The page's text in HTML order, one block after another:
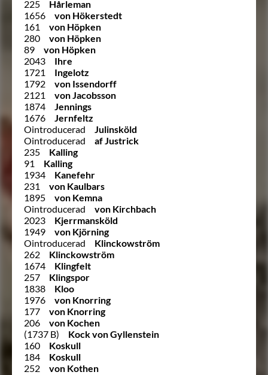
225
Hårleman
1656
von Hökerstedt
161
von Höpken
280
von Höpken
89
von Höpken
2043
Ihre
1721
Ingelotz
1792
von Issendorff
2121
von Jacobsson
1874
Jennings
1676
Jernfeltz
Ointroducerad
Julinsköld
Ointroducerad
af Justrick
235
Kalling
91
Kalling
1934
Kanefehr
231
von Kaulbars
1895
von Kemna
Ointroducerad
von Kirchbach
2023
Kjerrmansköld
1949
von Kjörning
Ointroducerad
Klinckowström
262
Klinckowström
1674
Klingfelt
257
Klingspor
1838
Kloo
1976
von Knorring
177
von Knorring
206
von Kochen
(1737 B)
Kock von Gyllenstein
160
Koskull
184
Koskull
252
von Kothen